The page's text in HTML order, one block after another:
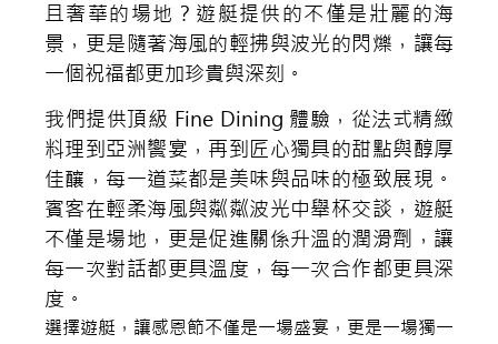
且奢華的場地？遊艇提供的不僅是壯麗的海
景，更是隨著海風的輕拂與波光的閃爍，讓每
一個祝福都更加珍貴與深刻。
我們提供頂級 Fine Dining 體驗，從法式精緻
料理到亞洲饗宴，再到匠心獨具的甜點與醇厚
佳釀，每一道菜都是美味與品味的極致展現。
賓客在輕柔海風與粼粼波光中舉杯交談，遊艇
不僅是場地，更是促進關係升溫的潤滑劑，讓
每一次對話都更具溫度，每一次合作都更具深
度。
選擇遊艇，讓感恩節不僅是一場盛宴，更是一場獨一